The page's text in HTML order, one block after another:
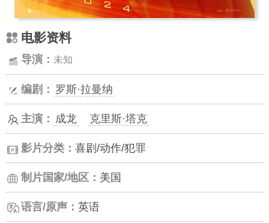
电影资料
导演： 未知
编剧： 罗斯·拉曼纳
主演： 成龙 克里斯·塔克
影片分类： 喜剧/动作/犯罪
制片国家/地区： 美国
语言/原声： 英语